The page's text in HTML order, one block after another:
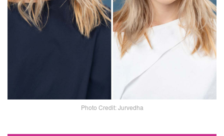
Photo Credit: Jurvedha